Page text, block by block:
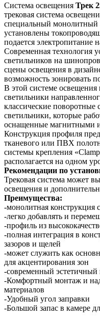
Система освещения Трек
трековая система
специальный
установлены
подается электропитание
Современная технология
светильников на
сцены освещения в
возможность зонировать
В этой системе
светильники
классические поворотные
светильники, которые
оснащенные магнитными
Конструкция профиля
тканевого или ПВХ
системы крепления
располагается на одном
Рекомендации по
Трековая система может
освещения и
Преимущества:
-монолитная
-легко добавлять и
-профиль из
-полная интеграция в
зазоров и щелей
-может служить как
для акцентирования зон
-современный
-Комфортный монтаж и
материалов
-Удобный угол заправки
-Большой запас в камере